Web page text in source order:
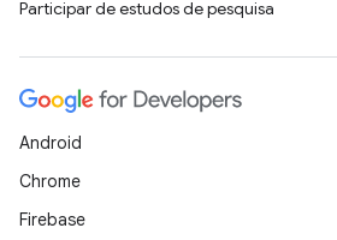
Participar de estudos de pesquisa
Android
Chrome
Firebase